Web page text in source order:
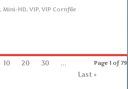
,Mini-HD,VIP,VIP Cornfile
Page 1 of 79
10 20 30
...
Last »